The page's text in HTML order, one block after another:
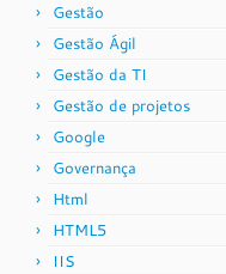
Gestão
Gestão Ágil
Gestão da TI
Gestão de projetos
Google
Governança
Html
HTML5
IIS